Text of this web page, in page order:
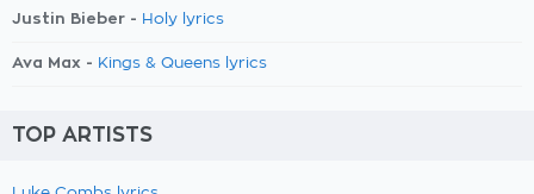
Justin Bieber - Holy lyrics
Ava Max - Kings & Queens lyrics
TOP ARTISTS